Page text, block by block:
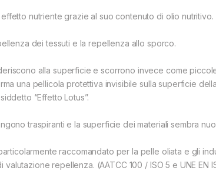
nutriente grazie al suo contenuto di olio nutritivo.
dei tessuti e la repellenza allo sporco.
alla superficie e scorrono invece come
una pellicola protettiva invisibile sulla superficie
“Effetto Lotus”.
traspiranti e la superficie dei materiali sembra
raccomandato per la pelle oliata e gli
valutazione repellenza. (AATCC 100 / ISO 5 e UNE EN